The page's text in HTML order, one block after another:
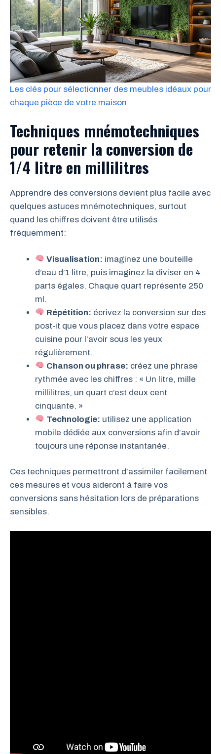
Les clés pour sélectionner des meubles idéaux pour
chaque pièce de votre maison
Techniques mnémotechniques
pour retenir la conversion de
1/4 litre en millilitres
Apprendre des conversions devient plus facile avec
quelques astuces mnémotechniques, surtout
quand les chiffres doivent être utilisés
fréquemment:
Visualisation: imaginez une bouteille
d’eau d’1 litre, puis imaginez la diviser en 4
parts égales. Chaque quart représente 250
ml.
Répétition: écrivez la conversion sur des
post-it que vous placez dans votre espace
cuisine pour l’avoir sous les yeux
régulièrement.
Chanson ou phrase: créez une phrase
rythmée avec les chiffres : « Un litre, mille
millilitres, un quart c’est deux cent
cinquante. »
Technologie: utilisez une application
mobile dédiée aux conversions afin d’avoir
toujours une réponse instantanée.
Ces techniques permettront d’assimiler facilement
ces mesures et vous aideront à faire vos
conversions sans hésitation lors de préparations
sensibles.